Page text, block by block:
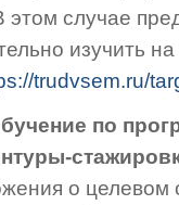
случае
изучить
trudvsem.ru/
по
о целевом